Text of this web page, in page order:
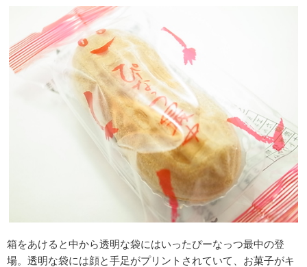
箱をあけると中から透明な袋にはいったぴーなっつ最中の登
場。透明な袋には顔と手足がプリントされていて、お菓子がキ